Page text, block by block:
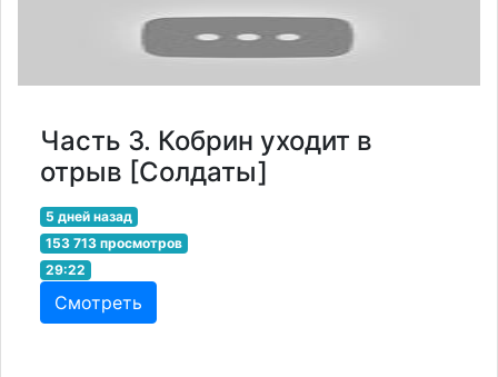
Часть 3. Кобрин уходит в
отрыв [Солдаты]
5 дней назад
153 713 просмотров
29:22
Смотреть